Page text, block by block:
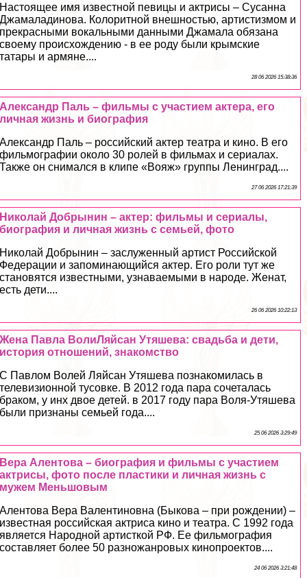
Настоящее имя известной певицы и актрисы – Сусанна
Джамаладинова. Колоритной внешностью, артистизмом и
прекрасными вокальными данными Джамала обязана
своему происхождению - в ее роду были крымские
татары и армяне....
28 06 2026 15:38:36
Александр Паль – фильмы с участием актера, его
личная жизнь и биография
Александр Паль – российский актер театра и кино. В его
фильмографии около 30 ролей в фильмах и сериалах.
Также он снимался в клипе «Вояж» группы Ленинград....
27 06 2026 17:21:39
Николай Добрынин – актер: фильмы и сериалы,
биография и личная жизнь с семьей, фото
Николай Добрынин – заслуженный артист Российской
Федерации и запоминающийся актер. Его роли тут же
становятся известными, узнаваемыми в народе. Женат,
есть дети....
26 06 2026 10:22:13
Жена Павла ВолиЛяйсан Утяшева: свадьба и дети,
история отношений, знакомство
С Павлом Волей Ляйсан Утяшева познакомилась в
телевизионной тусовке. В 2012 года пара сочеталась
бpaком, у инх двое детей. в 2017 году пара Воля-Утяшева
были признаны семьей года....
25 06 2026 3:29:49
Вера Алентова – биография и фильмы с участием
актрисы, фото после пластики и личная жизнь с
мужем Меньшовым
Алентова Вера Валентиновна (Быкова – при рождении) –
известная российская актриса кино и театра. С 1992 года
является Народной артисткой РФ. Ее фильмография
составляет более 50 разножанровых кинопроектов....
24 06 2026 3:21:48